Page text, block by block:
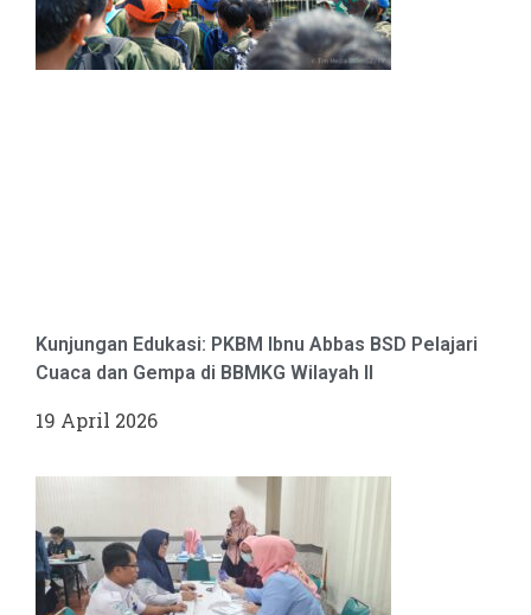
Kunjungan Edukasi: PKBM Ibnu Abbas BSD Pelajari
Cuaca dan Gempa di BBMKG Wilayah II
19 April 2026